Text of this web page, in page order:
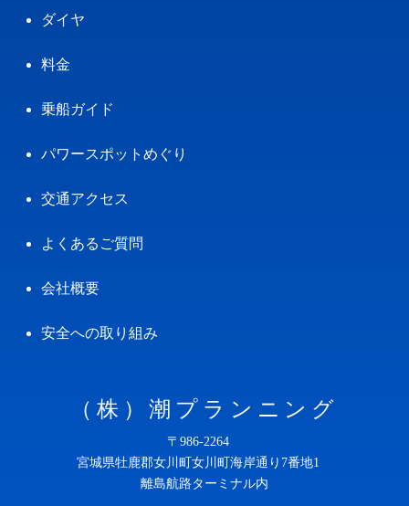
ダイヤ
料金
乗船ガイド
パワースポットめぐり
交通アクセス
よくあるご質問
会社概要
安全への取り組み
（株）潮プランニング
〒986-2264
宮城県牡鹿郡女川町女川町海岸通り7番地1
離島航路ターミナル内